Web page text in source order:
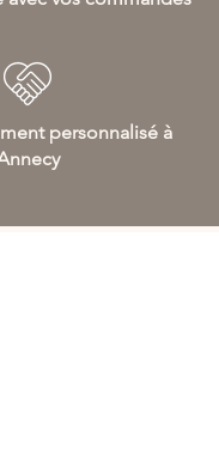
personnalisé à